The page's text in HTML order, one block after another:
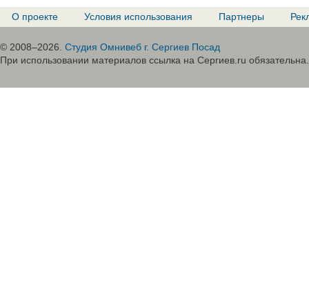
О проекте Условия использования Партнеры
© 2008–2026. Студия Омнивеб г. Сергиев Посад
При использовании материалов ссылка на Сергиев.ru обязательна.